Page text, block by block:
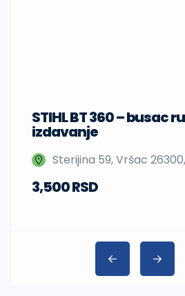
STIHL BT 360 – busac
izdavanje
Sterijina 59, Vršac
3,500 RSD